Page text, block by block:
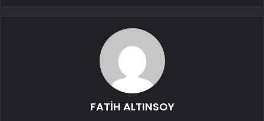
FATİH ALTINSOY